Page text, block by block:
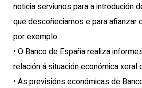
noticia serviunos para a introdución
que descoñeciamos e para afianzar
por exemplo:
• O Banco de España realiza
relación á situación económica xeral
• As previsións económicas de